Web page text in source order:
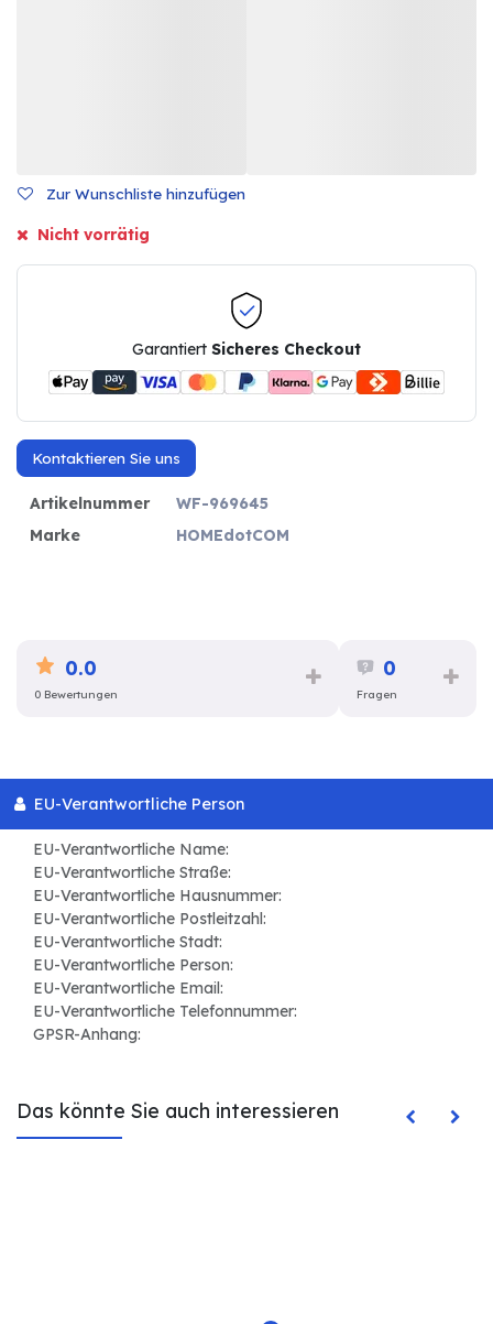
Zur Wunschliste hinzufügen
Nicht vorrätig
Garantiert Sicheres Checkout
Kontaktieren Sie uns
Artikelnummer
WF-969645
Marke
HOMEdotCOM
0.0
0 Bewertungen
0
Fragen
EU-Verantwortliche Person
EU-Verantwortliche Name:
EU-Verantwortliche Straße:
EU-Verantwortliche Hausnummer:
EU-Verantwortliche Postleitzahl:
EU-Verantwortliche Stadt:
EU-Verantwortliche Person:
EU-Verantwortliche Email:
EU-Verantwortliche Telefonnummer:
GPSR-Anhang:
Das könnte Sie auch interessieren